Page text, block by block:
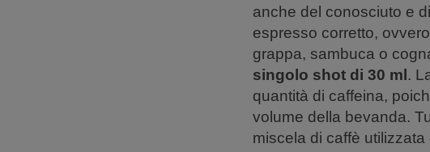
anche del conosciuto e
espresso corretto,
grappa, sambuca o
singolo shot di 30 ml .
quantità di caffeina,
volume della bevanda.
miscela di caffè